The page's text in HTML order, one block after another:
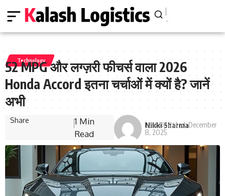
Technology
52 MPG और लग्ज़री फीचर्स वाला 2026
Honda Accord इतना चर्चाओं में क्यों है? जानें
अभी
Nikki Sharma
Last Updated: December
8, 2025
Share
1 Min
Read